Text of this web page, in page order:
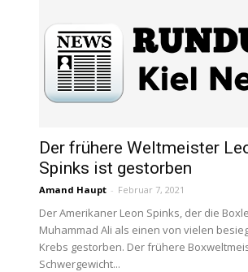
Der frühere Weltmeister
Spinks ist gestorben
Amand Haupt - Februar 7, 2021
Der Amerikaner Leon Spinks, der die
Muhammad Ali als einen von vielen
Krebs gestorben. Der frühere
Schwergewicht...